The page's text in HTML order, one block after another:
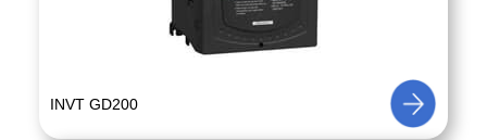
INVT GD200